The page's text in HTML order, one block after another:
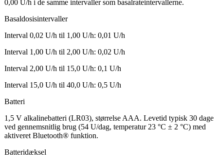
0,00 U/h i de samme intervaller som basalrateintervallerne.
Basaldosisintervaller
Interval 0,02 U/h til 1,00 U/h: 0,01 U/h
Interval 1,00 U/h til 2,00 U/h: 0,02 U/h
Interval 2,00 U/h til 15,0 U/h: 0,1 U/h
Interval 15,0 U/h til 40,0 U/h: 0,5 U/h
Batteri
1,5 V alkalinebatteri (LR03), størrelse AAA. Levetid typisk 30 dage
ved gennemsnitlig brug (54 U/dag, temperatur 23 °C ± 2 °C) med
aktiveret Bluetooth® funktion.
Batteridæksel